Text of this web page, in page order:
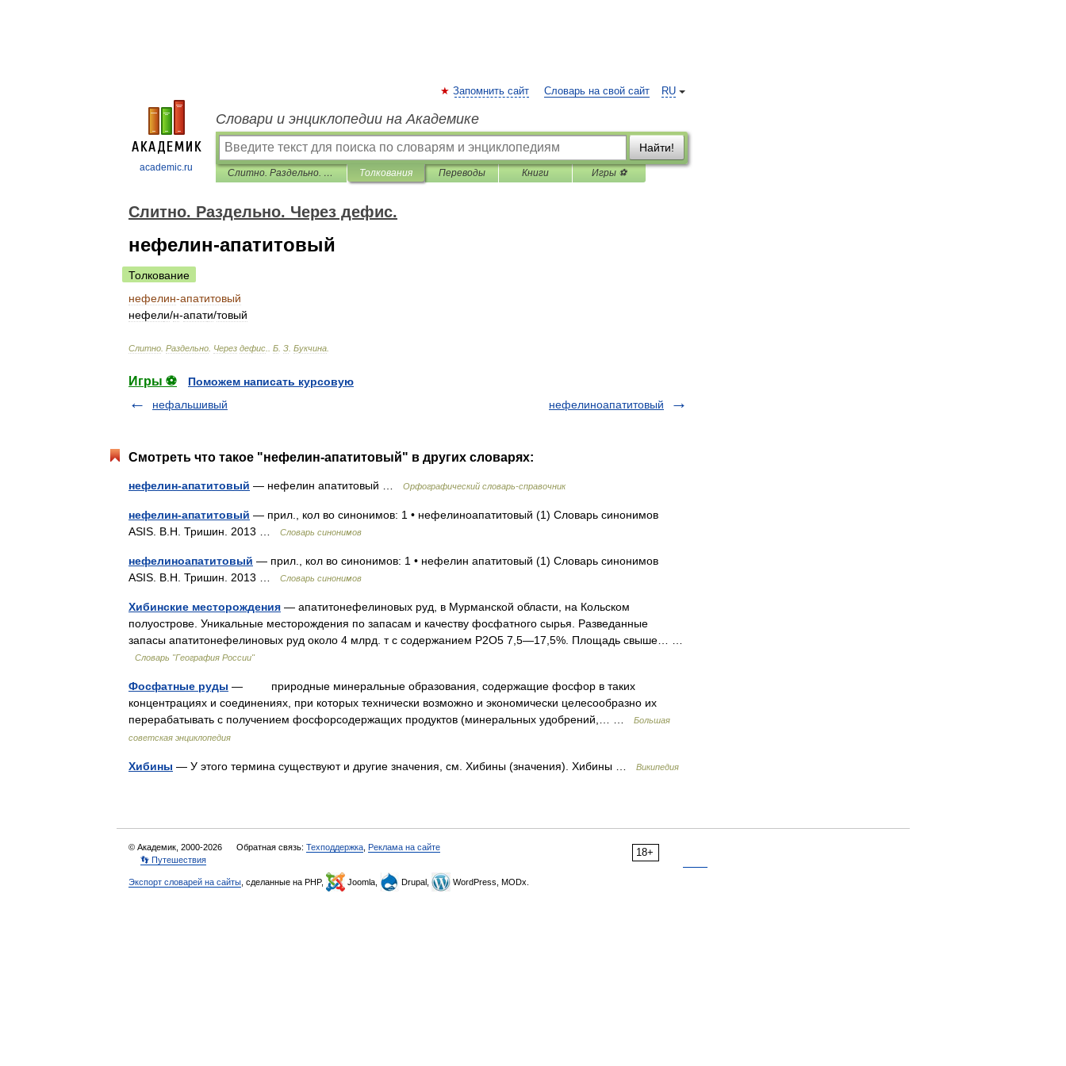
academic.ru
RU
Запомнить сайт Словарь на свой сайт
Словари и энциклопедии на Академике
Найти!
Слитно. Раздельно. Через дефис. Толкования Переводы Книги Игры ⚽
Слитно. Раздельно. Через дефис.
нефелин-апатитовый
Толкование
нефелин-апатитовый
нефели/н-апати/товый
Слитно Раздельно Через дефис Б З Букчина
Игры ⚽
Поможем написать курсовую
нефальшивый
нефелиноапатитовый
Смотреть что такое "нефелин-апатитовый" в других словарях:
нефелин-апатитовый — нефелин апатитовый … Орфографический словарь-справочник
нефелин-апатитовый — прил., кол во синонимов: 1 • нефелиноапатитовый (1) Словарь синонимов
ASIS. В.Н. Тришин. 2013 …
Словарь синонимов
нефелиноапатитовый — прил., кол во синонимов: 1 • нефелин апатитовый (1) Словарь синонимов
ASIS. В.Н. Тришин. 2013 …
Словарь синонимов
Хибинские месторождения — апатитонефелиновых руд, в Мурманской области, на Кольском
полуострове. Уникальные месторождения по запасам и качеству фосфатного сырья. Разведанные
запасы апатитонефелиновых руд около 4 млрд. т с содержанием P2О5 7,5—17,5%. Площадь свыше… …
Словарь "География России"
Фосфатные руды — природные минеральные образования, содержащие фосфор в таких
концентрациях и соединениях, при которых технически возможно и экономически целесообразно их
перерабатывать с получением фосфорсодержащих продуктов (минеральных удобрений,… …
Большая
советская энциклопедия
Хибины — У этого термина существуют и другие значения, см. Хибины (значения). Хибины … Википедия
18+
© Академик, 2000-2026 Обратная связь: Техподдержка Реклама на сайте
👣 Путешествия
Экспорт словарей на сайты , сделанные на PHP, Joomla, Drupal, WordPress, MODx.